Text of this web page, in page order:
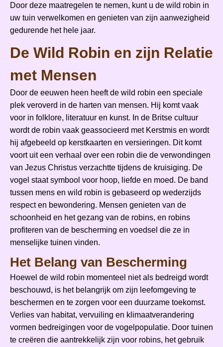
Door deze maatregelen te nemen, kunt u de wild robin in
uw tuin verwelkomen en genieten van zijn aanwezigheid
gedurende het hele jaar.
De Wild Robin en zijn Relatie
met Mensen
Door de eeuwen heen heeft de wild robin een speciale
plek veroverd in de harten van mensen. Hij komt vaak
voor in folklore, literatuur en kunst. In de Britse cultuur
wordt de robin vaak geassocieerd met Kerstmis en wordt
hij afgebeeld op kerstkaarten en versieringen. Dit komt
voort uit een verhaal over een robin die de verwondingen
van Jezus Christus verzachtte tijdens de kruisiging. De
vogel staat symbool voor hoop, liefde en moed. De band
tussen mens en wild robin is gebaseerd op wederzijds
respect en bewondering. Mensen genieten van de
schoonheid en het gezang van de robins, en robins
profiteren van de bescherming en voedsel die ze in
menselijke tuinen vinden.
Het Belang van Bescherming
Hoewel de wild robin momenteel niet als bedreigd wordt
beschouwd, is het belangrijk om zijn leefomgeving te
beschermen en te zorgen voor een duurzame toekomst.
Verlies van habitat, vervuiling en klimaatverandering
vormen bedreigingen voor de vogelpopulatie. Door tuinen
te creëren die aantrekkelijk zijn voor robins, het gebruik